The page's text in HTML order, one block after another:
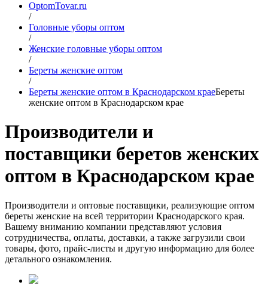
OptomTovar.ru
/
Головные уборы оптом
/
Женские головные уборы оптом
/
Береты женские оптом
/
Береты женские оптом в Краснодарском краеБереты
женские оптом в Краснодарском крае
Производители и
поставщики беретов женских
оптом в Краснодарском крае
Производители и оптовые поставщики, реализующие оптом
береты женские на всей территории Краснодарского края.
Вашему вниманию компании представляют условия
сотрудничества, оплаты, доставки, а также загрузили свои
товары, фото, прайс-листы и другую информацию для более
детального ознакомления.